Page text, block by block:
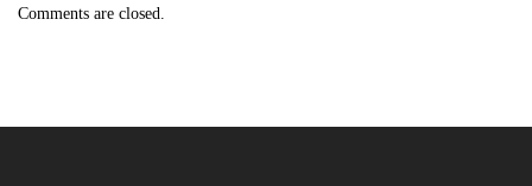
Comments are closed.